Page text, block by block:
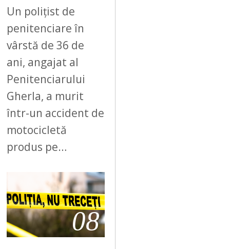
Un polițist de
penitenciare în
vârstă de 36 de
ani, angajat al
Penitenciarului
Gherla, a murit
într-un accident de
motocicletă
produs pe…
08